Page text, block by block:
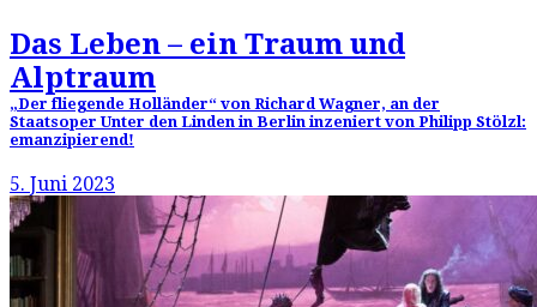
Das Leben – ein Traum und
Alptraum
„Der fliegende Holländer“ von Richard Wagner, an der
Staatsoper Unter den Linden in Berlin inzeniert von Philipp Stölzl:
emanzipierend!
5. Juni 2023